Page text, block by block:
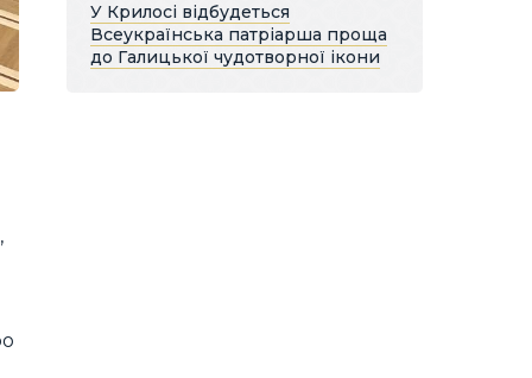
У Крилосі відбудеться
Всеукраїнська патріарша проща
до Галицької чудотворної ікони